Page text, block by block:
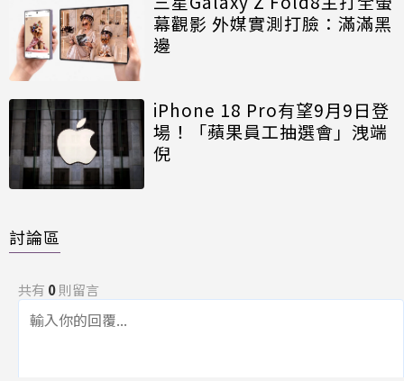
幕觀影 外媒實測打臉：滿滿黑
邊
iPhone 18 Pro有望9月9日登
場！「蘋果員工抽選會」洩端
倪
討論區
共有 0則留言